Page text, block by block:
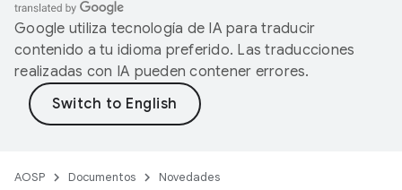
Google utiliza tecnología de IA para traducir
contenido a tu idioma preferido. Las traducciones
realizadas con IA pueden contener errores.
AOSP Documentos Novedades